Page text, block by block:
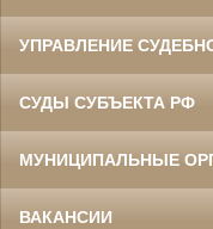
УПРАВЛЕНИЕ
СУДЫ СУБЪЕКТА РФ
МУНИЦИПАЛЬНЫЕ
ВАКАНСИИ